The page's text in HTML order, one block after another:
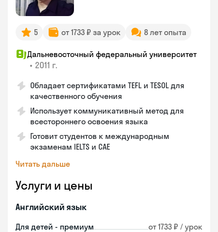
5 от 1733 ₽ за урок 8 лет опыта
Дальневосточный федеральный университет
• 2011 г.
Обладает сертификатами TEFL и TESOL для
качественного обучения
Использует коммуникативный метод для
всестороннего освоения языка
Готовит студентов к международным
экзаменам IELTS и CAE
Читать дальше
Услуги и цены
Английский язык
Для детей - премиум от 1733 ₽ / урок